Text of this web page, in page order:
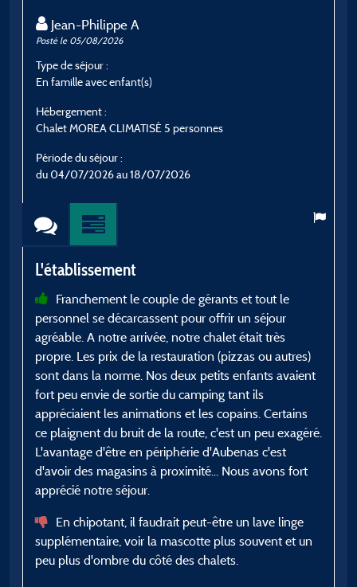
Jean-Philippe A
Posté le 05/08/2026
Type de séjour :
En famille avec enfant(s)
Hébergement :
Chalet MOREA CLIMATISÉ 5 personnes
Période du séjour :
du 04/07/2026 au 18/07/2026
L'établissement
Franchement le couple de gérants et tout le
personnel se décarcassent pour offrir un séjour
agréable. A notre arrivée, notre chalet était très
propre. Les prix de la restauration (pizzas ou autres)
sont dans la norme. Nos deux petits enfants avaient
fort peu envie de sortie du camping tant ils
appréciaient les animations et les copains. Certains
ce plaignent du bruit de la route, c'est un peu exagéré.
L'avantage d'être en périphérie d'Aubenas c'est
d'avoir des magasins à proximité... Nous avons fort
apprécié notre séjour.
En chipotant, il faudrait peut-être un lave linge
supplémentaire, voir la mascotte plus souvent et un
peu plus d'ombre du côté des chalets.